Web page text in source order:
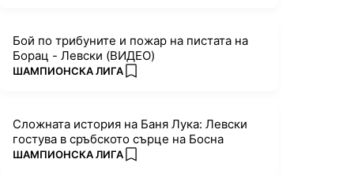
Бой по трибуните и пожар на пистата на
Борац - Левски (ВИДЕО)
ПОВЕЧЕ ОТ
ШАМПИОНСКА ЛИГА add favorites
Сложната история на Баня Лука: Левски
гостува в сръбското сърце на Босна
ПОВЕЧЕ ОТ
ШАМПИОНСКА ЛИГА add favorites